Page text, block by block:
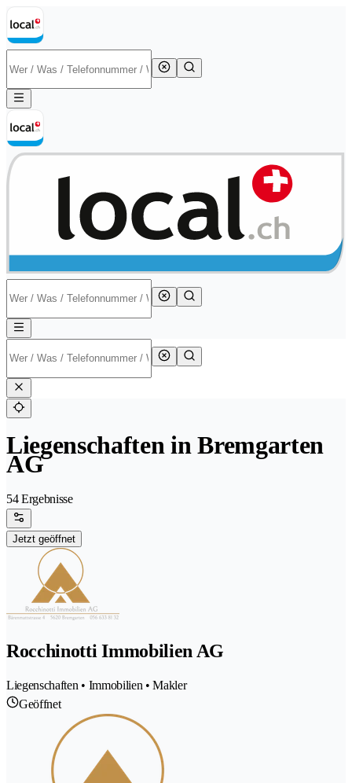
Liegenschaften in Bremgarten
AG
54 Ergebnisse
Jetzt geöffnet
Rocchinotti Immobilien AG
Liegenschaften • Immobilien • Makler
Geöffnet